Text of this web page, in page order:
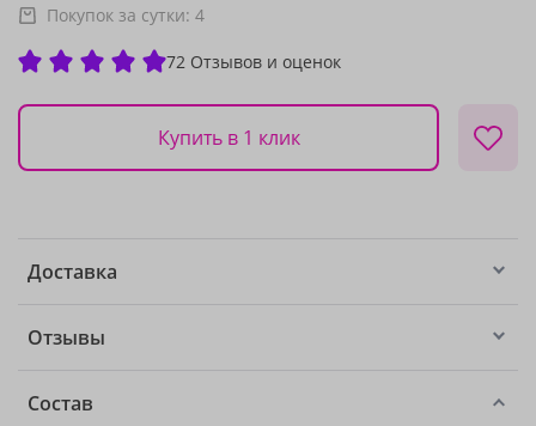
Покупок за сутки: 4
72 Отзывов и оценок
Купить в 1 клик
Доставка
Отзывы
Состав